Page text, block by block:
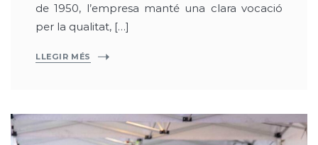
de 1950, l’empresa manté una clara vocació
per la qualitat, […]
LLEGIR MÉS